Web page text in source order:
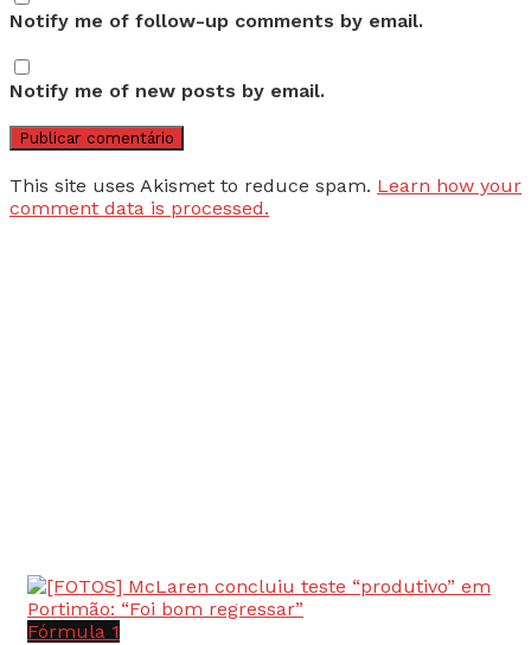
Notify me of follow-up comments by email.
Notify me of new posts by email.
This site uses Akismet to reduce spam. Learn how your
comment data is processed.
Fórmula 1